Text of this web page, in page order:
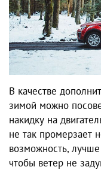
В качестве
зимой можно
накидку на
не так промерзает
возможность,
чтобы ветер не